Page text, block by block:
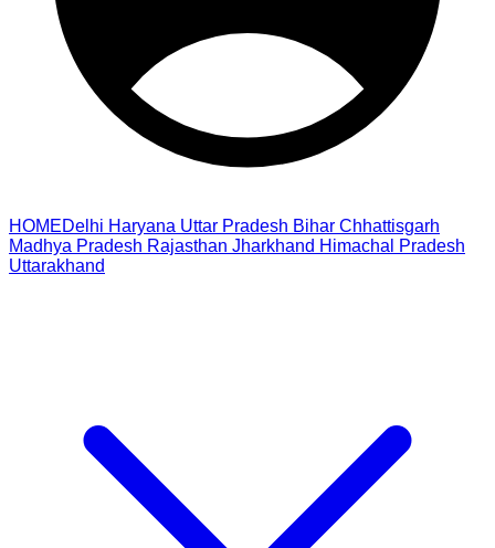
HOMEDelhi Haryana Uttar Pradesh Bihar Chhattisgarh
Madhya Pradesh Rajasthan Jharkhand Himachal Pradesh
Uttarakhand